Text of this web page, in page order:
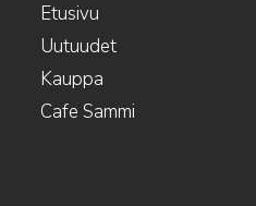
Etusivu
Uutuudet
Kauppa
Cafe Sammi